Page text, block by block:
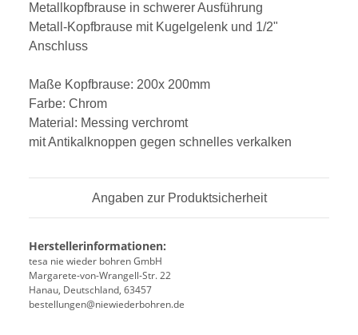
Metallkopfbrause in schwerer Ausführung
Metall-Kopfbrause mit Kugelgelenk und 1/2"
Anschluss
Maße Kopfbrause: 200x 200mm
Farbe: Chrom
Material: Messing verchromt
mit Antikalknoppen gegen schnelles verkalken
Angaben zur Produktsicherheit
Herstellerinformationen:
tesa nie wieder bohren GmbH
Margarete-von-Wrangell-Str. 22
Hanau, Deutschland, 63457
bestellungen@niewiederbohren.de